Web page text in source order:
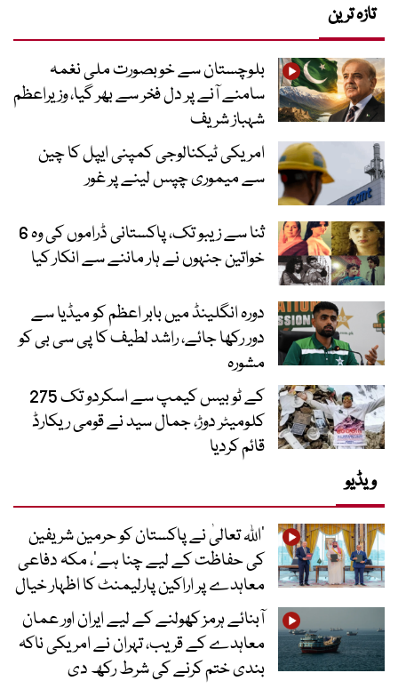
تازہ ترین
بلوچستان سے خوبصورت ملی نغمہ
سامنے آنے پر دل فخر سے بھر گیا، وزیراعظم
شہباز شریف
امریکی ٹیکنالوجی کمپنی ایپل کا چین
سے میموری چپس لینے پر غور
ثنا سے زیبو تک، پاکستانی ڈراموں کی وہ 6
خواتین جنہوں نے ہار ماننے سے انکار کیا
دورہ انگلینڈ میں بابر اعظم کو میڈیا سے
دور رکھا جائے، راشد لطیف کا پی سی بی کو
مشورہ
کے ٹو بیس کیمپ سے اسکردو تک 275
کلومیٹر دوڑ، جمال سید نے قومی ریکارڈ
قائم کردیا
ویڈیو
’اللہ تعالیٰ نے پاکستان کو حرمین شریفین
کی حفاظت کے لیے چنا ہے‘، مکہ دفاعی
معاہدے پر اراکین پارلیمنٹ کا اظہار خیال
آبنائے ہرمز کھولنے کے لیے ایران اور عمان
معاہدے کے قریب، تہران نے امریکی ناکہ
بندی ختم کرنے کی شرط رکھ دی